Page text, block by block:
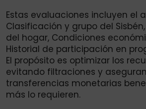
Estas evaluaciones incluyen el
Clasificación y grupo del
del hogar, Condiciones
Historial de participación en
El propósito es optimizar los
evitando filtraciones y
transferencias monetarias
más lo requieren.